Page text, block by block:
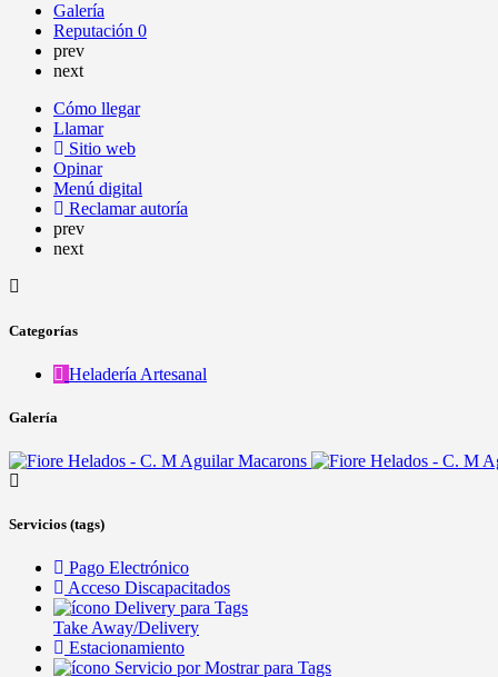
Galería
Reputación 0
prev
next
Cómo llegar
Llamar
Sitio web
Opinar
Menú digital
Reclamar autoría
prev
next
Categorías
Heladería Artesanal
Galería
Servicios (tags)
Pago Electrónico
Acceso Discapacitados
Take Away/Delivery
Estacionamiento